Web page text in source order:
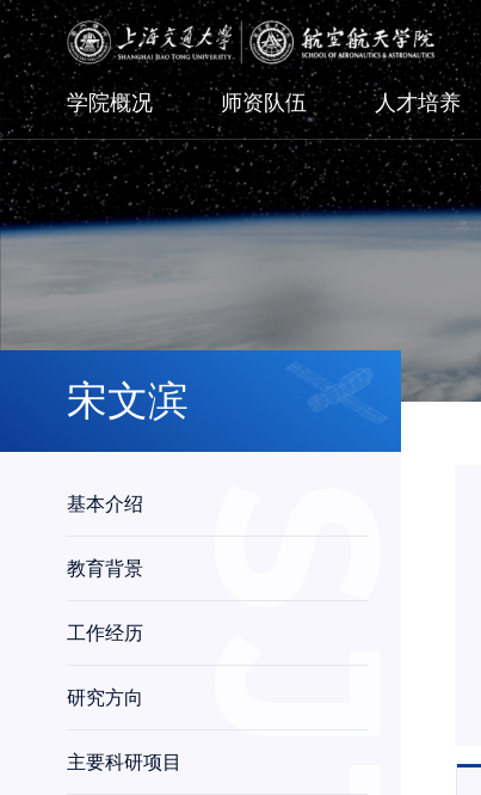
学院概况 师资队伍 人才培养
宋文滨
基本介绍
教育背景
工作经历
研究方向
主要科研项目